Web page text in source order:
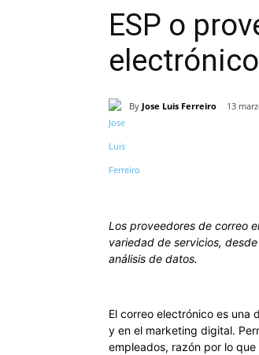
ESP o
By Jose Luis Ferreiro 13
Los proveedores de correo
variedad de servicios,
análisis de datos.
El correo electrónico es una
y en el marketing digital.
empleados, razón por lo